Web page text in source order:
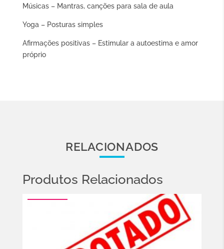
Músicas – Mantras, canções para sala de aula
Yoga – Posturas simples
Afirmações positivas – Estimular a autoestima e amor
próprio
RELACIONADOS
Produtos Relacionados